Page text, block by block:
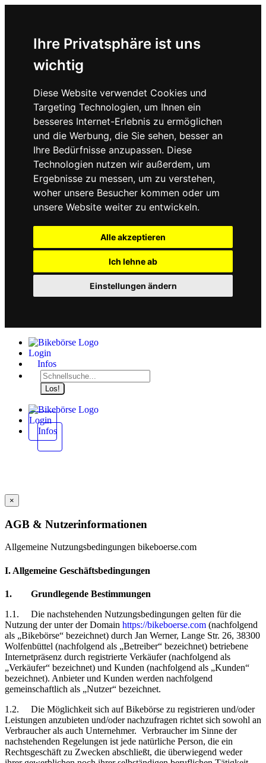
Ihre Privatsphäre ist uns
wichtig
Diese Website verwendet Cookies und
Targeting Technologien, um Ihnen ein
besseres Internet-Erlebnis zu ermöglichen
und die Werbung, die Sie sehen, besser an
Ihre Bedürfnisse anzupassen. Diese
Technologien nutzen wir außerdem, um
Ergebnisse zu messen, um zu verstehen,
woher unsere Besucher kommen oder um
unsere Website weiter zu entwickeln.
Alle akzeptieren
Ich lehne ab
Einstellungen ändern
Login
Infos
Los!
Login
Infos
×
AGB & Nutzerinformationen
Allgemeine Nutzungsbedingungen bikeboerse.com
I. Allgemeine Geschäftsbedingungen
1.
Grundlegende Bestimmungen
1.1.
Die nachstehenden Nutzungsbedingungen gelten für die
Nutzung der unter der Domain https://bikeboerse.com (nachfolgend
als „Bikebörse“ bezeichnet) durch Jan Werner, Lange Str. 26, 38300
Wolfenbüttel (nachfolgend als „Betreiber“ bezeichnet) betriebene
Internetpräsenz durch registrierte Verkäufer (nachfolgend als
„Verkäufer“ bezeichnet) und Kunden (nachfolgend als „Kunden“
bezeichnet). Anbieter und Kunden werden nachfolgend
gemeinschaftlich als „Nutzer“ bezeichnet.
1.2.
Die Möglichkeit sich auf Bikebörse zu registrieren und/oder
Leistungen anzubieten und/oder nachzufragen richtet sich sowohl an
Verbraucher als auch Unternehmer. Verbraucher im Sinne der
nachstehenden Regelungen ist jede natürliche Person, die ein
Rechtsgeschäft zu Zwecken abschließt, die überwiegend weder